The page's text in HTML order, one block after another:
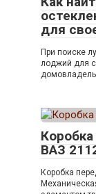
для
При поиске
лоджий для
ВАЗ
Коробка